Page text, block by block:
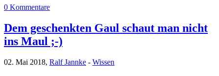
0 Kommentare
Dem geschenkten Gaul schaut man nicht
ins Maul ;-)
02. Mai 2018, Ralf Jannke - Wissen